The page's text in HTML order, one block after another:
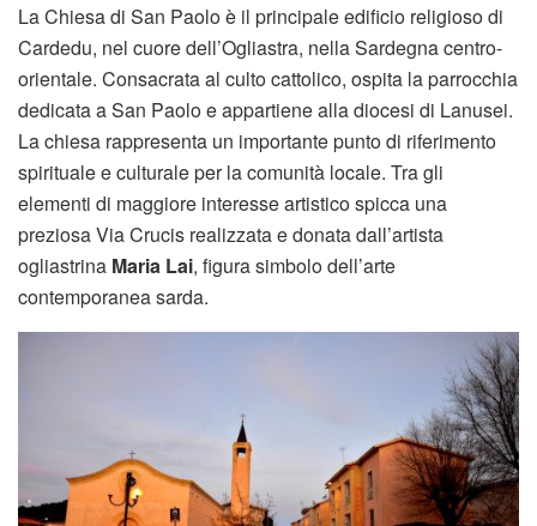
La Chiesa di San Paolo è il principale edificio religioso di
Cardedu, nel cuore dell’Ogliastra, nella Sardegna centro-
orientale. Consacrata al culto cattolico, ospita la parrocchia
dedicata a San Paolo e appartiene alla diocesi di Lanusei.
La chiesa rappresenta un importante punto di riferimento
spirituale e culturale per la comunità locale. Tra gli
elementi di maggiore interesse artistico spicca una
preziosa Via Crucis realizzata e donata dall’artista
ogliastrina Maria Lai, figura simbolo dell’arte
contemporanea sarda.